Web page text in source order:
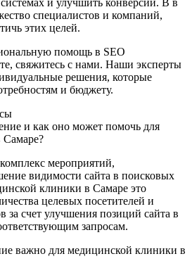
и улучшить конверсии. В в
специалистов и компаний,
этих целей.
помощь в SEO
свяжитесь с нами. Наши эксперты
решения, которые
и бюджету.
и как оно может помочь для
мероприятий,
видимости сайта в поисковых
клиники в Самаре это
целевых посетителей и
за счет улучшения позиций сайта в
запросам.
важно для медицинской клиники в